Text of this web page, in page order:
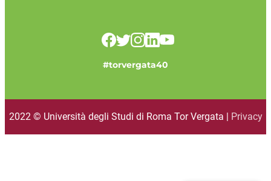
#torvergata40
2022 © Università degli Studi di Roma Tor Vergata | Privacy